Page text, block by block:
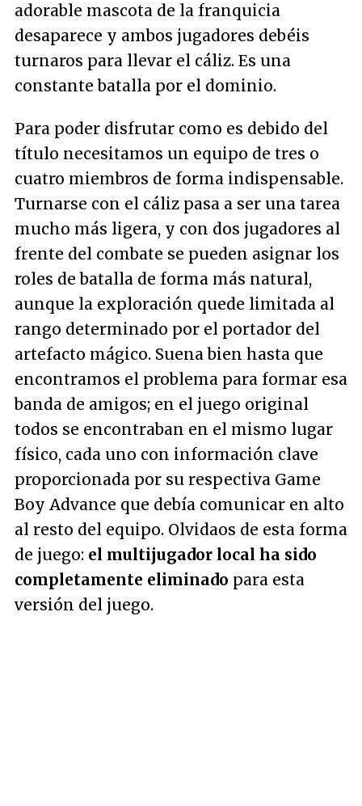
adorable mascota de la franquicia
desaparece y ambos jugadores debéis
turnaros para llevar el cáliz. Es una
constante batalla por el dominio.
Para poder disfrutar como es debido del
título necesitamos un equipo de tres o
cuatro miembros de forma indispensable.
Turnarse con el cáliz pasa a ser una tarea
mucho más ligera, y con dos jugadores al
frente del combate se pueden asignar los
roles de batalla de forma más natural,
aunque la exploración quede limitada al
rango determinado por el portador del
artefacto mágico. Suena bien hasta que
encontramos el problema para formar esa
banda de amigos; en el juego original
todos se encontraban en el mismo lugar
físico, cada uno con información clave
proporcionada por su respectiva Game
Boy Advance que debía comunicar en alto
al resto del equipo. Olvidaos de esta forma
de juego: el multijugador local ha sido
completamente eliminado para esta
versión del juego.